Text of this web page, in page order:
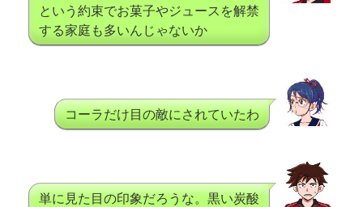
という約束でお菓子やジュースを解禁
する家庭も多いんじゃないか
コーラだけ目の敵にされていたわ
単に見た目の印象だろうな。黒い炭酸